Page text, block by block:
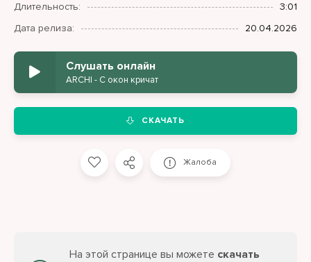
Длительность:
3:01
Дата релиза:
20.04.2026
Слушать онлайн
ARCHI - С окон кричат
СКАЧАТЬ
Жалоба
На этой странице вы можете скачать